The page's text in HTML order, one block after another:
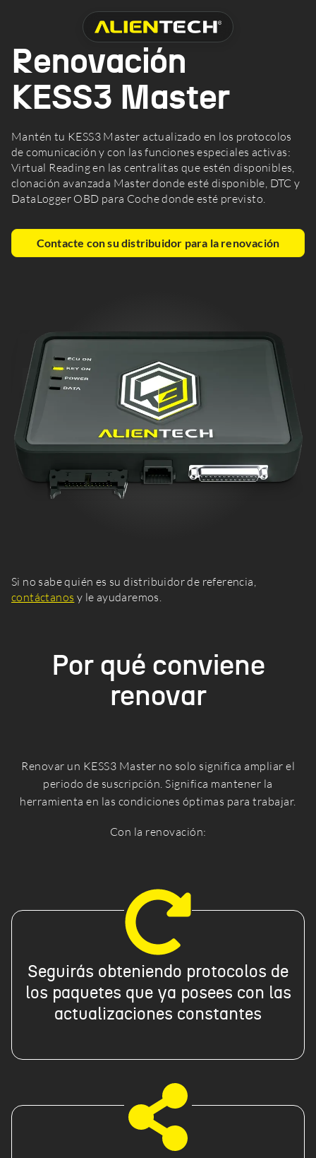
Renovación
KESS3 Master
Mantén tu KESS3 Master actualizado en los protocolos
de comunicación y con las funciones especiales activas:
Virtual Reading en las centralitas que estén disponibles,
clonación avanzada Master donde esté disponible, DTC y
DataLogger OBD para Coche donde esté previsto.
Contacte con su distribuidor para la renovación
KESS3
Si no sabe quién es su distribuidor de referencia,
contáctanos y le ayudaremos.
Por qué conviene
renovar
Renovar un KESS3 Master no solo significa ampliar el
periodo de suscripción. Significa mantener la
herramienta en las condiciones óptimas para trabajar.
Con la renovación:
Seguirás obteniendo protocolos de
los paquetes que ya posees con las
actualizaciones constantes